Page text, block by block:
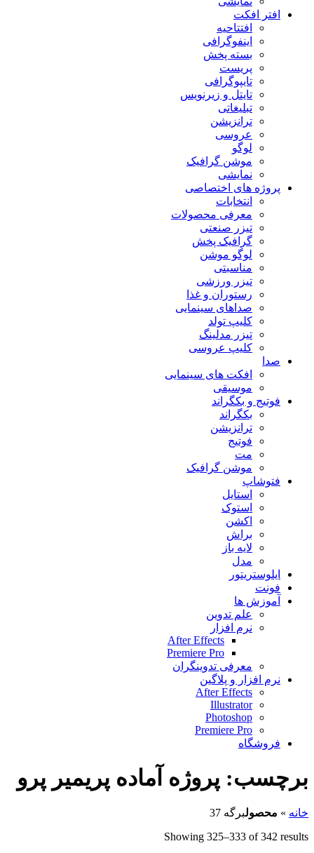
افتر افکت
افتتاحیه
اینفوگرافی
بسته پخش
پریست
تایپوگرافی
تایتل و زیرنویس
تبلیغاتی
ترانزیشن
عروسی
لوگو
موشن گرافیک
نمایشی
پروژه های اختصاصی
انتخابات
معرفی محصولات
تیزر صنعتی
گرافیک پخش
لوگو موشن
مناسبتی
تیزر ورزشی
رستوران و غذا
صداهای سینمایی
کلیپ تولد
تیزر مدلینگ
کلیپ عروسی
صدا
افکت های سینمایی
موسیقی
فوتیج و بکگراند
بکگراند
ترانزیشن
فوتیج
مت
موشن گرافیک
فتوشاپ
استایل
استوک
اکشن
براش
لایه باز
مدل
ایلوستریتور
فونت
آموزش ها
علم تدوین
نرم افزار
After Effects
Premiere Pro
معرفی تدوینگران
نرم افزار و پلاگین
After Effects
Illustrator
Photoshop
Premiere Pro
فروشگاه
برچسب: پروژه آماده پریمیر پرو
خانه » محصولبرگه 37
Showing 325–333 of 342 results